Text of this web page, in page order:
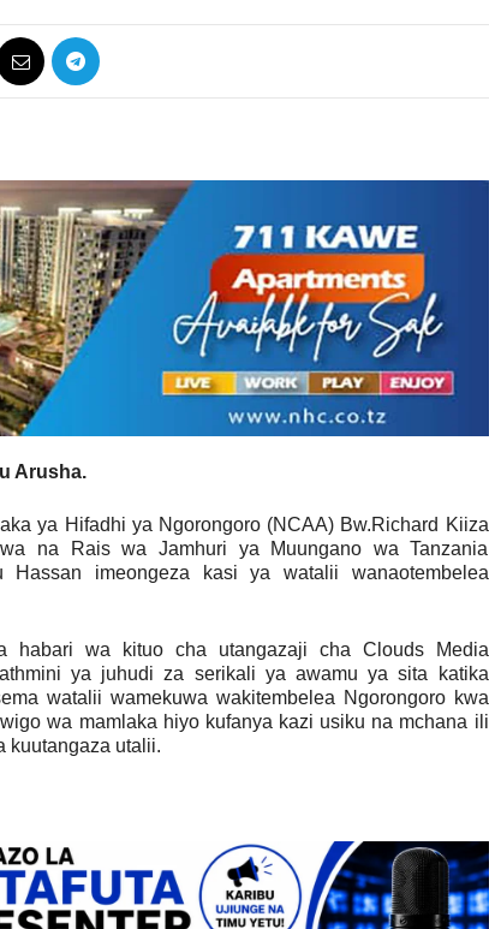
Arusha.
ya Hifadhi ya Ngorongoro (NCAA) Bw.Richard Kiiza
na Rais wa Jamhuri ya Muungano wa Tanzania
Hassan imeongeza kasi ya watalii wanaotembelea
habari wa kituo cha utangazaji cha Clouds Media
ya juhudi za serikali ya awamu ya sita katika
watalii wamekuwa wakitembelea Ngorongoro kwa
wa mamlaka hiyo kufanya kazi usiku na mchana ili
kuutangaza utalii.